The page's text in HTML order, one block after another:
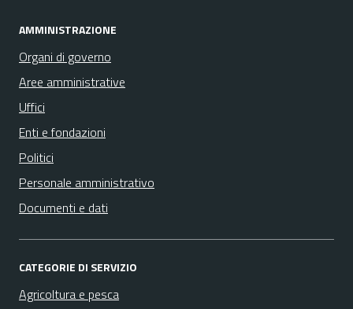
AMMINISTRAZIONE
Organi di governo
Aree amministrative
Uffici
Enti e fondazioni
Politici
Personale amministrativo
Documenti e dati
CATEGORIE DI SERVIZIO
Agricoltura e pesca